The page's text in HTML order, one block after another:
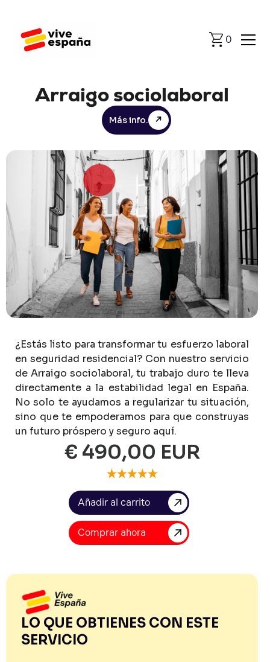
0
Arraigosociolaboral
Más info.
¿Estás listo para transformar tu esfuerzo laboral
en seguridad residencial? Con nuestro servicio
de Arraigo sociolaboral, tu trabajo duro te lleva
directamente a la estabilidad legal en España.
No solo te ayudamos a regularizar tu situación,
sino que te empoderamos para que construyas
un futuro próspero yseguro aquí.
€ 490,00 EUR
Comprar ahora
LO QUE OBTIENES CON ESTE
SERVICIO